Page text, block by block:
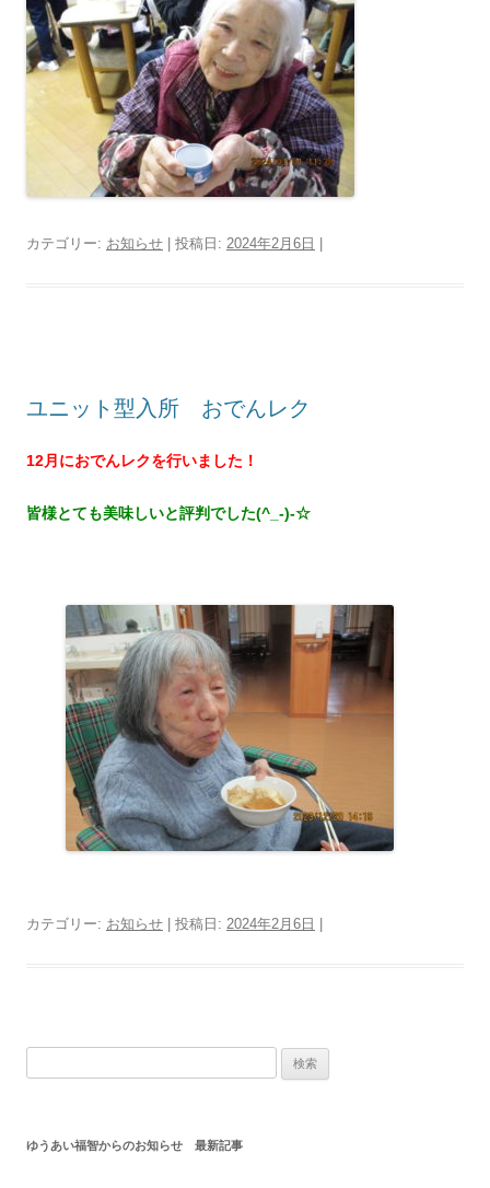
カテゴリー: お知らせ | 投稿日: 2024年2月6日
ユニット型入所 おでんレク
12月におでんレクを行いました！
皆様とても美味しいと評判でした(^_-)-☆
カテゴリー: お知らせ | 投稿日: 2024年2月6日
ゆうあい福智からのお知らせ 最新記事